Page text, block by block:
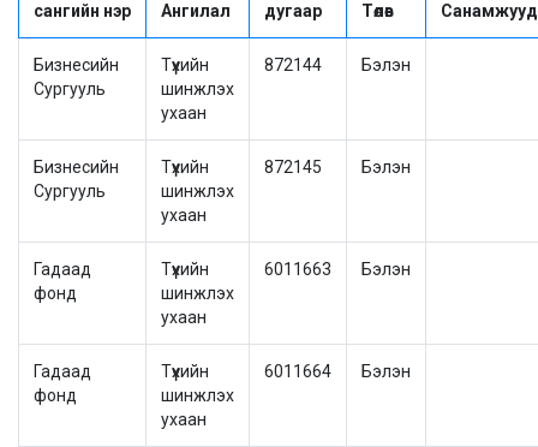
сангийн нэр
Ангилал
дугаар
Төлөв Санамжууд
Бизнесийн
Сургууль
Түүхийн
шинжлэх
ухаан
872144 Бэлэн
Бизнесийн
Сургууль
Түүхийн
шинжлэх
ухаан
872145 Бэлэн
Гадаад
фонд
Түүхийн
шинжлэх
ухаан
6011663 Бэлэн
Гадаад
фонд
Түүхийн
шинжлэх
ухаан
6011664 Бэлэн